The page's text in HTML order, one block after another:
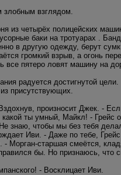
взглядом.
из четырёх полицейских
баки на тротуарах .
в другую одежду, берут
громкий взрыв, а огонь
все пятеро ловят машину на
радуется достигнутой
присутствующих.
произносит Джек. -
ты умный, Майкл! - Грейс
знаю, чтобы мы без тебя
Иви. - Даже по тебе,
- Морган-старшая смеётся,
бы. Но признаюсь, что
- Восклицает Иви.